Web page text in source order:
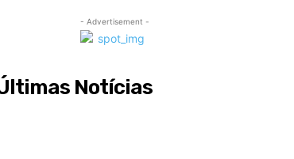
- Advertisement -
Notícias